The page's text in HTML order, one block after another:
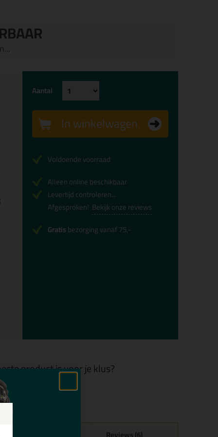
Aantal
In winkelwagen
Voldoende voorraad
Alleen online beschikbaar
Levertijd controleren...
Afgesproken! Bekijk onze reviews
Gratisbezorging vanaf 75,-
product is voor je klus?